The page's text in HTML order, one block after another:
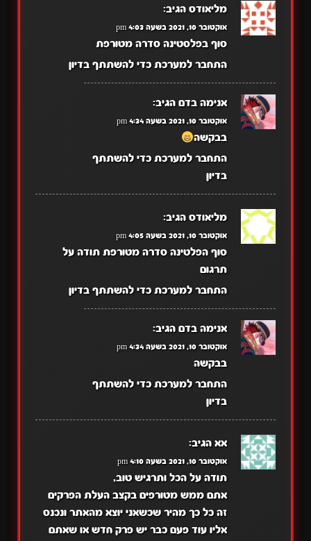
מליאודס הגיב:
אוקטובר 10, 2021 בשעה 4:03 pm
סוף בפלסטינה סדרה מטורפת
התחבר למערכת כדי להשתתף בדיון
אנימה בדם הגיב:
אוקטובר 10, 2021 בשעה 4:34 pm
בבקשה
התחבר למערכת כדי להשתתף
בדיון
מליאודס הגיב:
אוקטובר 10, 2021 בשעה 4:05 pm
סוף הפלטינה סדרה מטורפת תודה על
תרגום
התחבר למערכת כדי להשתתף בדיון
אנימה בדם הגיב:
אוקטובר 10, 2021 בשעה 4:34 pm
בבקשה
התחבר למערכת כדי להשתתף
בדיון
אא הגיב:
אוקטובר 10, 2021 בשעה 4:10 pm
תודה על הכל ותרגיש טוב,
אתם ממש מטורפים בקצב העלת הפרקים
זה כל כך מהיר שכשאני יוצא מהאתר ונכנס
אליו עוד פעם כבר יש פרק חדש או שאתם